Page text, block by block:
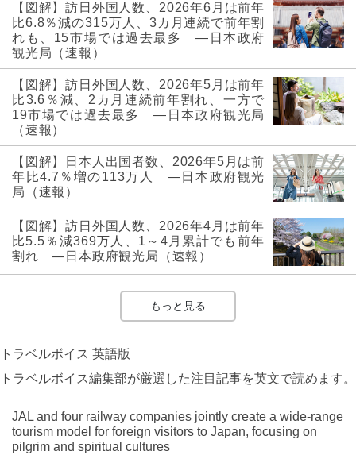
【図解】訪日外国人数、2026年6月は前年
比6.8％減の315万人、3カ月連続で前年割
れも、15市場では過去最多 ―日本政府
観光局（速報）
【図解】訪日外国人数、2026年5月は前年
比3.6％減、2カ月連続前年割れ、一方で
19市場では過去最多 ―日本政府観光局
（速報）
【図解】日本人出国者数、2026年5月は前
年比4.7％増の113万人 ―日本政府観光
局（速報）
【図解】訪日外国人数、2026年4月は前年
比5.5％減369万人、1～4月累計でも前年
割れ ―日本政府観光局（速報）
もっと見る
トラベルボイス 英語版
トラベルボイス編集部が厳選した注目記事を英文で読めます。
JAL and four railway companies jointly create a wide-range
tourism model for foreign visitors to Japan, focusing on
pilgrim and spiritual cultures